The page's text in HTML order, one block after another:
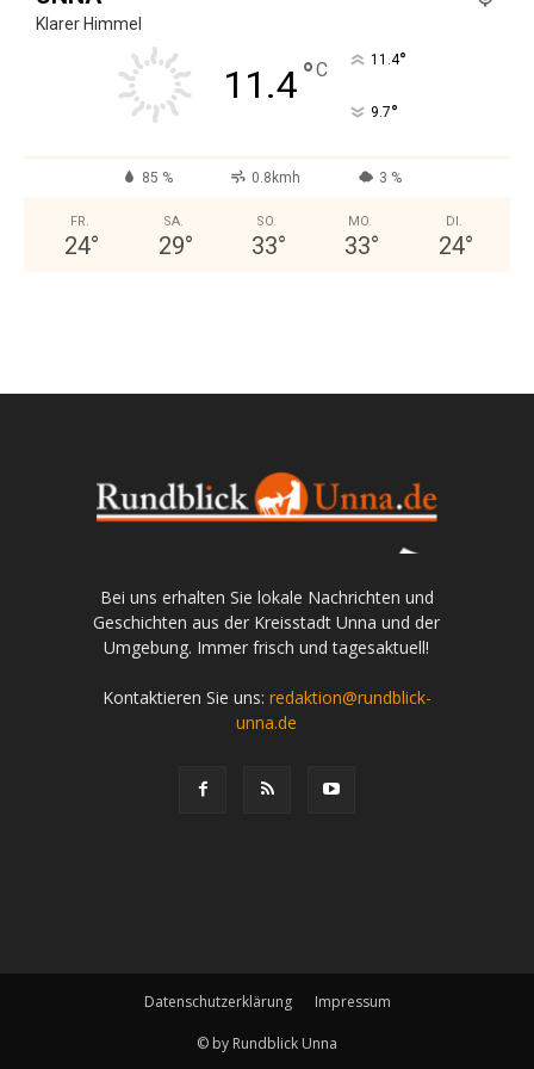
Klarer Himmel
11.4°C 11.4°
9.7°
85 % 0.8kmh 3 %
FR.
24°
SA.
29°
SO.
33°
MO.
33°
DI.
24°
Bei uns erhalten Sie lokale Nachrichten und
Geschichten aus der Kreisstadt Unna und der
Umgebung. Immer frisch und tagesaktuell!
Kontaktieren Sie uns: redaktion@rundblick-
unna.de
Datenschutzerklärung Impressum
© by Rundblick Unna